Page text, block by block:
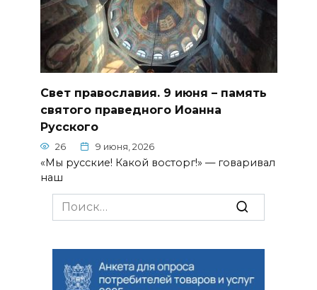
Свет православия. 9 июня – память
святого праведного Иоанна
Русского
26 9 июня, 2026
«Мы русские! Какой восторг!» — говаривал
наш
Search
for: